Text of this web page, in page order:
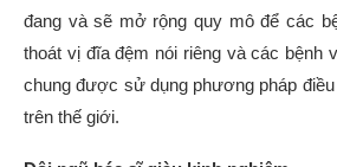
đang và sẽ mở rộng quy mô để các
thoát vị đĩa đệm nói riêng và các bệnh
chung được sử dụng phương pháp điều
trên thế giới.